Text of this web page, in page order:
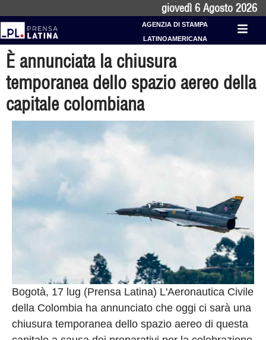
giovedì 6 Agosto 2026
AGENZIA DI STAMPA
LATINOAMERICANA
È annunciata la chiusura
temporanea dello spazio aereo della
capitale colombiana
Bogotà, 17 lug (Prensa Latina) L'Aeronautica Civile
della Colombia ha annunciato che oggi ci sarà una
chiusura temporanea dello spazio aereo di questa